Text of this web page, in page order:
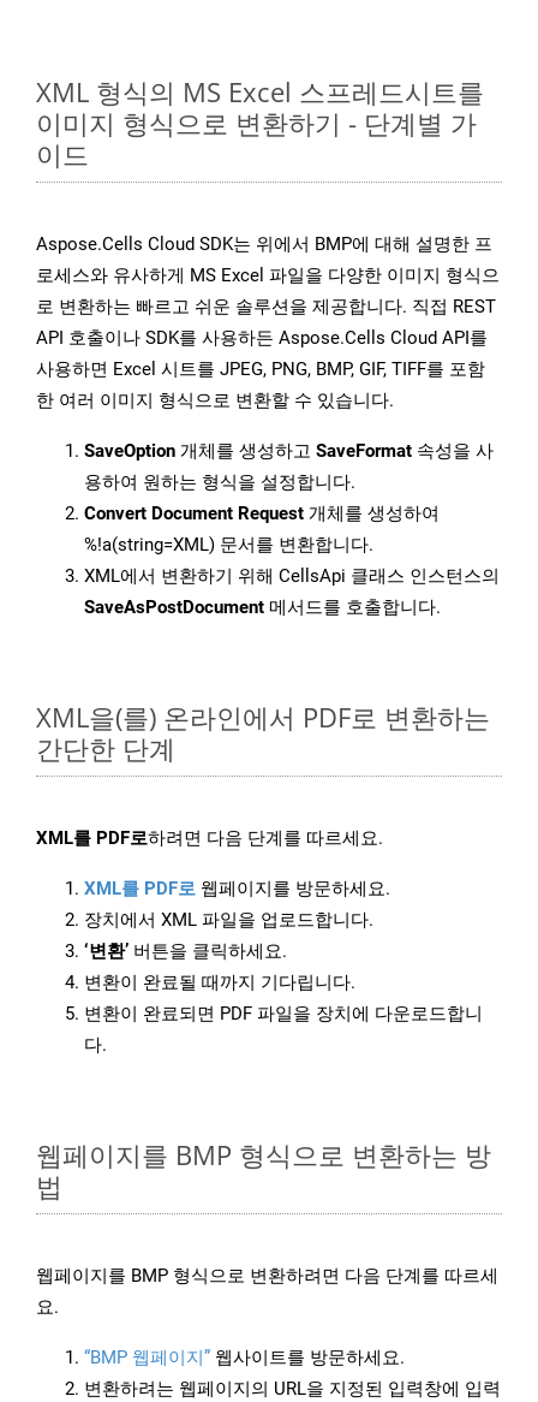
XML 형식의 MS Excel 스프레드시트를
이미지 형식으로 변환하기 - 단계별 가
이드
Aspose.Cells Cloud SDK는 위에서 BMP에 대해 설명한 프
로세스와 유사하게 MS Excel 파일을 다양한 이미지 형식으
로 변환하는 빠르고 쉬운 솔루션을 제공합니다. 직접 REST
API 호출이나 SDK를 사용하든 Aspose.Cells Cloud API를
사용하면 Excel 시트를 JPEG, PNG, BMP, GIF, TIFF를 포함
한 여러 이미지 형식으로 변환할 수 있습니다.
SaveOption 개체를 생성하고 SaveFormat 속성을 사
용하여 원하는 형식을 설정합니다.
Convert Document Request 개체를 생성하여
%!a(string=XML) 문서를 변환합니다.
XML에서 변환하기 위해 CellsApi 클래스 인스턴스의
SaveAsPostDocument 메서드를 호출합니다.
XML을(를) 온라인에서 PDF로 변환하는
간단한 단계
XML를 PDF로하려면 다음 단계를 따르세요.
XML를 PDF로 웹페이지를 방문하세요.
장치에서 XML 파일을 업로드합니다.
‘변환’ 버튼을 클릭하세요.
변환이 완료될 때까지 기다립니다.
변환이 완료되면 PDF 파일을 장치에 다운로드합니
다.
웹페이지를 BMP 형식으로 변환하는 방
법
웹페이지를 BMP 형식으로 변환하려면 다음 단계를 따르세
요.
“BMP 웹페이지” 웹사이트를 방문하세요.
변환하려는 웹페이지의 URL을 지정된 입력창에 입력